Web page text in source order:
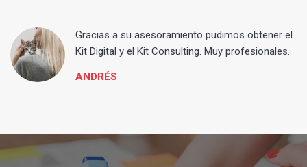
Gracias a su asesoramiento pudimos obtener el
Kit Digital y el Kit Consulting. Muy profesionales.
ANDRÉS